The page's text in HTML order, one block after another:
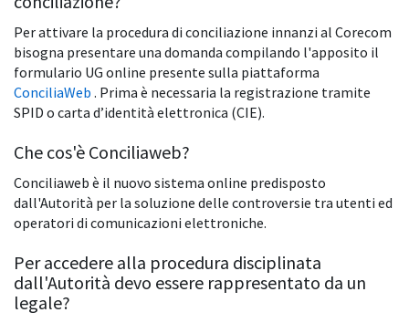
Per attivare la procedura di conciliazione innanzi al Corecom
bisogna presentare una domanda compilando l'apposito il
formulario UG online presente sulla piattaforma
ConciliaWeb . Prima è necessaria la registrazione tramite
SPID o carta d’identità elettronica (CIE).
Che cos'è Conciliaweb?
Conciliaweb è il nuovo sistema online predisposto
dall'Autorità per la soluzione delle controversie tra utenti ed
operatori di comunicazioni elettroniche.
Per accedere alla procedura disciplinata
dall'Autorità devo essere rappresentato da un
legale?